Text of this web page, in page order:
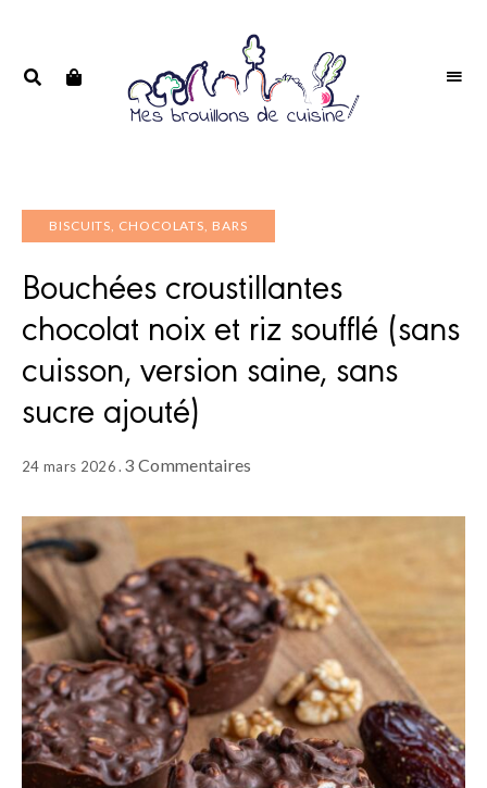
BISCUITS, CHOCOLATS, BARS
Bouchées croustillantes
chocolat noix et riz soufflé (sans
cuisson, version saine, sans
sucre ajouté)
24 mars 2026 3 Commentaires